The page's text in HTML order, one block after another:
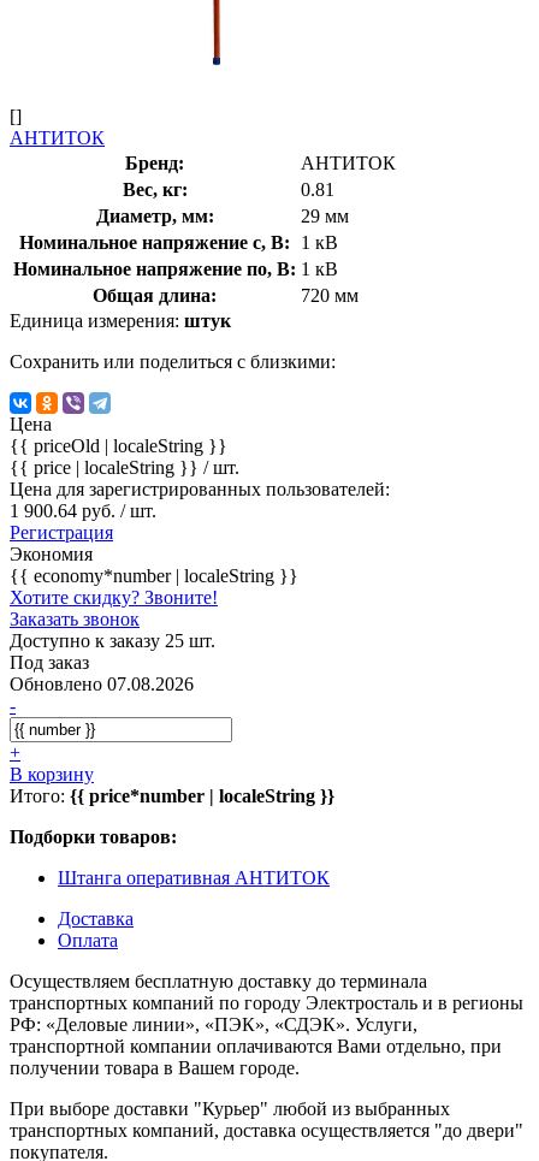
[]
АНТИТОК
Бренд:
АНТИТОК
Вес, кг:
0.81
Диаметр, мм:
29 мм
Номинальное напряжение с, В:
1 кВ
Номинальное напряжение по, В: 1 кВ
Общая длина:
720 мм
Единица измерения: штук
Сохранить или поделиться с близкими:
Цена
{{ priceOld | localeString }}
{{ price | localeString }} / шт.
Цена для зарегистрированных пользователей:
1 900.64 руб. / шт.
Регистрация
Экономия
{{ economy*number | localeString }}
Хотите скидку? Звоните!
Заказать звонок
Доступно к заказу 25 шт.
Под заказ
Обновлено 07.08.2026
-
+
В корзину
Итого: {{ price*number | localeString }}
Подборки товаров:
Штанга оперативная АНТИТОК
Доставка
Оплата
Осуществляем бесплатную доставку до терминала
транспортных компаний по городу Электросталь и в регионы
РФ: «Деловые линии», «ПЭК», «СДЭК». Услуги,
транспортной компании оплачиваются Вами отдельно, при
получении товара в Вашем городе.
При выборе доставки "Курьер" любой из выбранных
транспортных компаний, доставка осуществляется "до двери"
покупателя.